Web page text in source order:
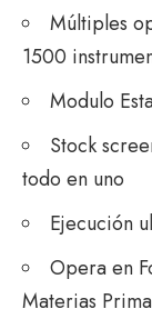
Múltiples
1500
Modulo
Stock
todo en uno
Ejecución
Opera en
Materias